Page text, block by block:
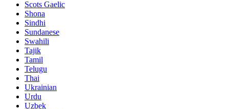
Scots Gaelic
Shona
Sindhi
Sundanese
Swahili
Tajik
Tamil
Telugu
Thai
Ukrainian
Urdu
Uzbek